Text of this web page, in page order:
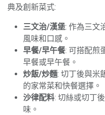
典及創新菜式:
三文治/漢堡: 作為三文
風味和口感。
早餐/早午餐: 可搭配煎
早餐或早午餐。
炒飯/炒麵: 切丁後與米
的家常菜和快餐選擇。
沙律配料: 切絲或切丁
味。